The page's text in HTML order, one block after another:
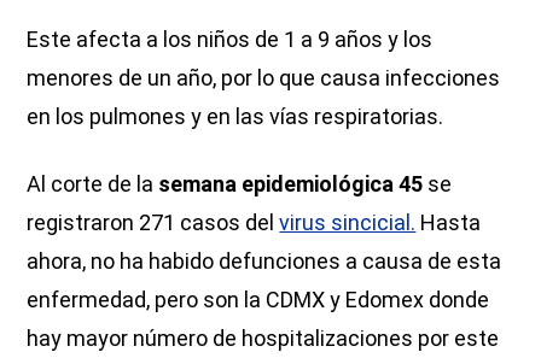
Este afecta a los niños de 1 a 9 años y los
menores de un año, por lo que causa infecciones
en los pulmones y en las vías respiratorias.
Al corte de la semana epidemiológica 45 se
registraron 271 casos delvirus sincicial. Hasta
ahora, no ha habido defunciones a causa de esta
enfermedad, pero son la CDMX y Edomex donde
hay mayor número de hospitalizaciones por este